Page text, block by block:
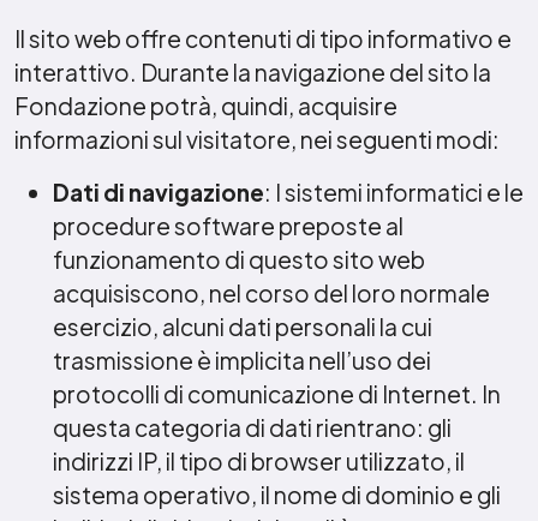
Il sito web offre contenuti di tipo informativo e
interattivo. Durante la navigazione del sito la
Fondazione potrà, quindi, acquisire
informazioni sul visitatore, nei seguenti modi:
Dati di navigazione: I sistemi informatici e le
procedure software preposte al
funzionamento di questo sito web
acquisiscono, nel corso del loro normale
esercizio, alcuni dati personali la cui
trasmissione è implicita nell’uso dei
protocolli di comunicazione di Internet. In
questa categoria di dati rientrano: gli
indirizzi IP, il tipo di browser utilizzato, il
sistema operativo, il nome di dominio e gli